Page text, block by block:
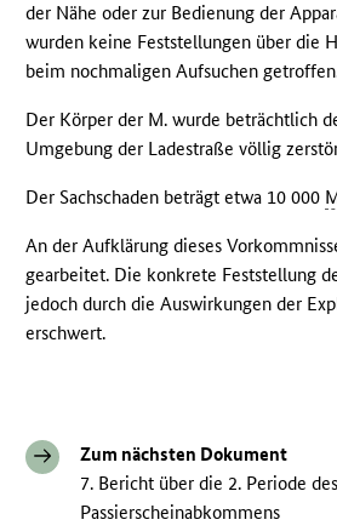
der Nähe oder zur Bedienung der
wurden keine Feststellungen über die
beim nochmaligen Aufsuchen
Der Körper der M. wurde beträchtlich
Umgebung der Ladestraße völlig
Der Sachschaden beträgt etwa 10 000
An der Aufklärung dieses
gearbeitet. Die konkrete Feststellung
jedoch durch die Auswirkungen der
erschwert.
Zum nächsten Dokument
7. Bericht über die 2. Periode des
Passierscheinabkommens